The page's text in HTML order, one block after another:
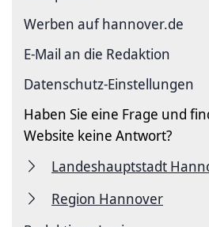
Werben auf hannover.de
E-Mail an die Redaktion
Datenschutz-Einstellungen
Haben Sie eine Frage und
Website keine Antwort?
Landeshauptstadt
Region Hannover